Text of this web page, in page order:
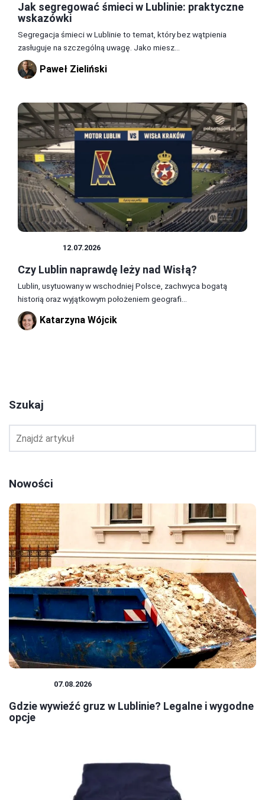
Jak segregować śmieci w Lublinie: praktyczne
wskazówki
Segregacja śmieci w Lublinie to temat, który bez wątpienia
zasługuje na szczególną uwagę. Jako miesz...
Paweł Zieliński
12.07.2026
Czy Lublin naprawdę leży nad Wisłą?
Lublin, usytuowany w wschodniej Polsce, zachwyca bogatą
historią oraz wyjątkowym położeniem geografi...
Katarzyna Wójcik
Szukaj
Nowości
07.08.2026
Gdzie wywieźć gruz w Lublinie? Legalne i wygodne
opcje